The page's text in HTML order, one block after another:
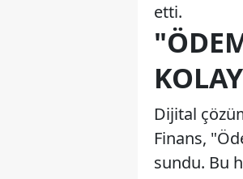
etti.
Dijital
Finans,
sundu. Bu